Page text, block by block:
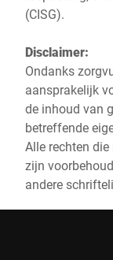
(CISG).
Disclaimer:
Ondanks
aansprakelijk
de inhoud van
betreffende
Alle rechten
zijn
andere